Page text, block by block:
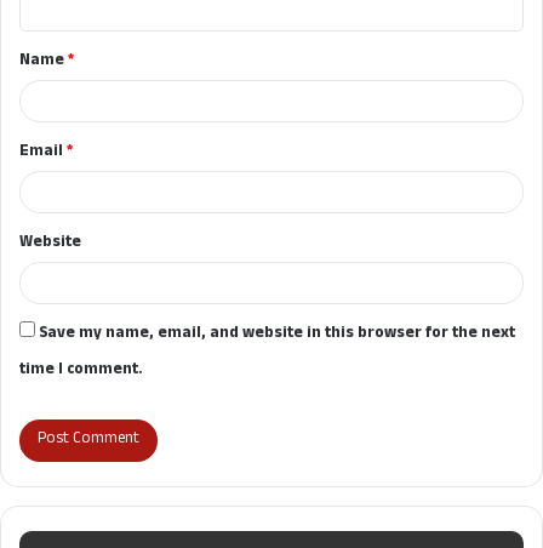
t
*Name*
Email*
Website
Save my name, email, and website in this browser for the next
time I comment.